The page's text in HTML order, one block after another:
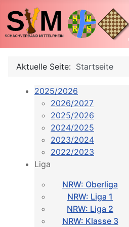
Aktuelle Seite: Startseite
2025/2026
2026/2027
2025/2026
2024/2025
2023/2024
2022/2023
Liga
NRW: Oberliga
NRW: Liga 1
NRW: Liga 2
NRW: Klasse 3